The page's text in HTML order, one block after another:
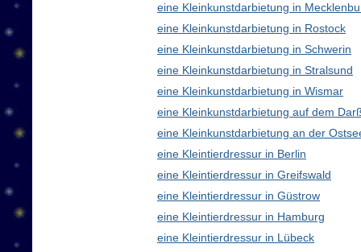
eine Kleinkunstdarbietung in
eine Kleinkunstdarbietung in Rostock
eine Kleinkunstdarbietung in Schwerin
eine Kleinkunstdarbietung in Stralsund
eine Kleinkunstdarbietung in Wismar
eine Kleinkunstdarbietung auf dem
eine Kleinkunstdarbietung an der
eine Kleintierdressur in Berlin
eine Kleintierdressur in Greifswald
eine Kleintierdressur in Güstrow
eine Kleintierdressur in Hamburg
eine Kleintierdressur in Lübeck